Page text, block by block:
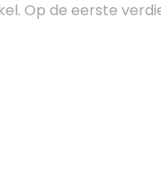
Op de eerste